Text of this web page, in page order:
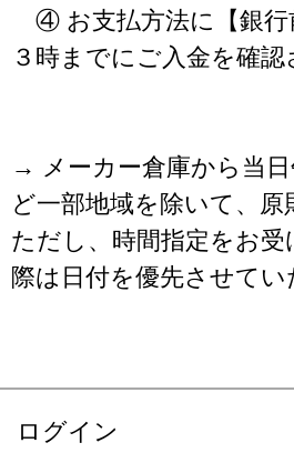
④ お支払方法に【銀行
３時までにご入金を確
→ メーカー倉庫から当
ど一部地域を除いて、
ただし、時間指定をお
際は日付を優先させてい
ログイン